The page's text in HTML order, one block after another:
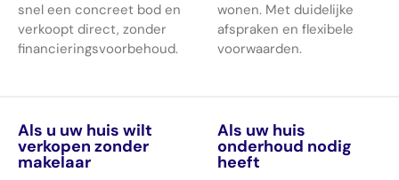
snel een concreet bod en
verkoopt direct, zonder
financieringsvoorbehoud.
wonen. Met duidelijke
afspraken en flexibele
voorwaarden.
Als u uw huis wilt
verkopen zonder
makelaar
Als uw huis
onderhoud nodig
heeft